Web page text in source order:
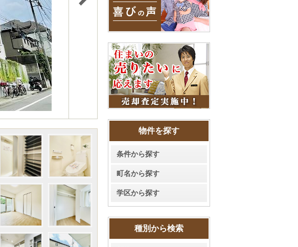
物件を探す
条件から探す
町名から探す
学区から探す
種別から検索